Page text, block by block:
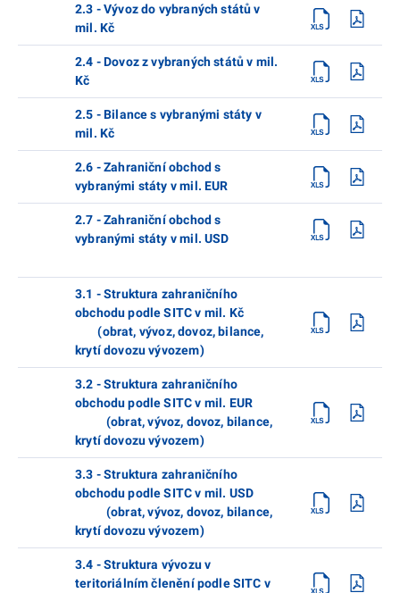
2.3 - Vývoz do vybraných států v
mil. Kč
2.4 - Dovoz z vybraných států v mil.
Kč
2.5 - Bilance s vybranými státy v
mil. Kč
2.6 - Zahraniční obchod s
vybranými státy v mil. EUR
2.7 - Zahraniční obchod s
vybranými státy v mil. USD
3.1 - Struktura zahraničního
obchodu podle SITC v mil. Kč
(obrat, vývoz, dovoz, bilance,
krytí dovozu vývozem)
3.2 - Struktura zahraničního
obchodu podle SITC v mil. EUR
(obrat, vývoz, dovoz, bilance,
krytí dovozu vývozem)
3.3 - Struktura zahraničního
obchodu podle SITC v mil. USD
(obrat, vývoz, dovoz, bilance,
krytí dovozu vývozem)
3.4 - Struktura vývozu v
teritoriálním členění podle SITC v